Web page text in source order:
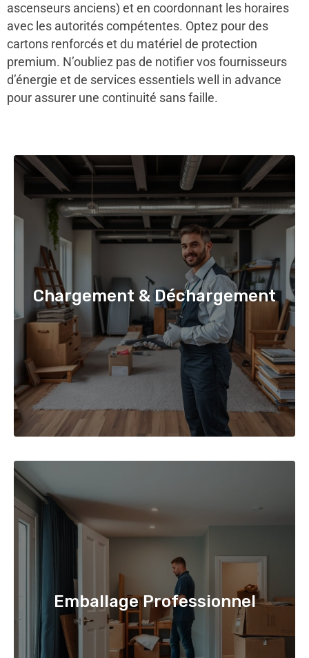
ascenseurs anciens) et en coordonnant les horaires
avec les autorités compétentes. Optez pour des
cartons renforcés et du matériel de protection
premium. N’oubliez pas de notifier vos fournisseurs
d’énergie et de services essentiels well in advance
pour assurer une continuité sans faille.
Chargement & Déchargement
Emballage Professionnel